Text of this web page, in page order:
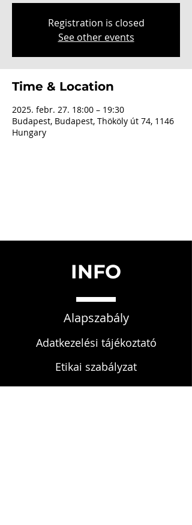
Registration is closed
See other events
Time & Location
2025. febr. 27. 18:00 – 19:30
Budapest, Budapest, Thököly út 74, 1146
Hungary
INFO
Alapszabály
Adatkezelési tájékoztató
Etikai szabályzat
Fegyelmi szabályzat